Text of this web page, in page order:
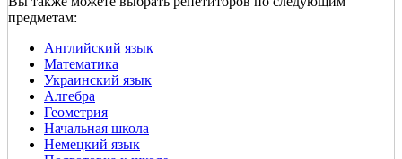
предметам:
Английский язык
Математика
Украинский язык
Алгебра
Геометрия
Начальная школа
Немецкий язык